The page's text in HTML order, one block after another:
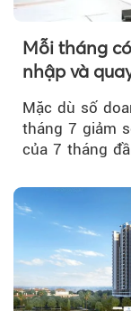
Mỗi tháng
nhập và
Mặc dù số
tháng 7 giảm
của 7 tháng